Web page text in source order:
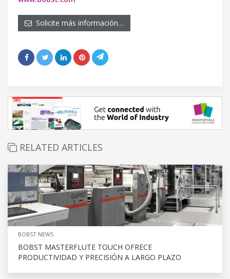
Solicite más información…
RELATED ARTICLES
BOBST NEWS
BOBST MASTERFLUTE TOUCH OFRECE
PRODUCTIVIDAD Y PRECISIÓN A LARGO PLAZO